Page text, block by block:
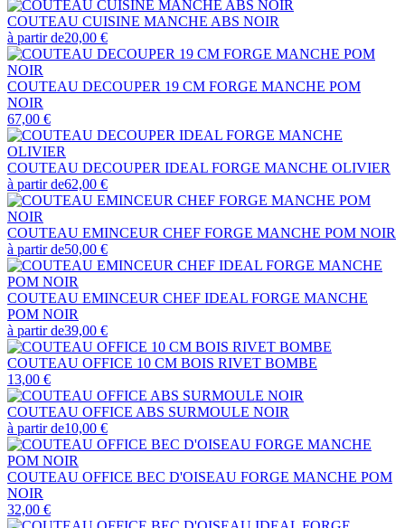
COUTEAU CUISINE MANCHE ABS NOIR
à partir de20,00 €
COUTEAU DECOUPER 19 CM FORGE MANCHE POM
NOIR
67,00 €
COUTEAU DECOUPER IDEAL FORGE MANCHE OLIVIER
à partir de62,00 €
COUTEAU EMINCEUR CHEF FORGE MANCHE POM NOIR
à partir de50,00 €
COUTEAU EMINCEUR CHEF IDEAL FORGE MANCHE
POM NOIR
à partir de39,00 €
COUTEAU OFFICE 10 CM BOIS RIVET BOMBE
13,00 €
COUTEAU OFFICE ABS SURMOULE NOIR
à partir de10,00 €
COUTEAU OFFICE BEC D'OISEAU FORGE MANCHE POM
NOIR
32,00 €